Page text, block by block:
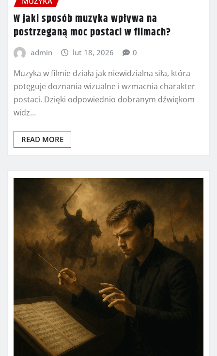
W jaki sposób muzyka wpływa na
postrzeganą moc postaci w filmach?
admin lut 18, 2026 0
Muzyka w filmie działa jak niewidzialna siła, która
potęguje doznania wizualne i wzmacnia charakter
postaci. Dzięki odpowiednio dobranym dźwiękom
widz…
READ MORE